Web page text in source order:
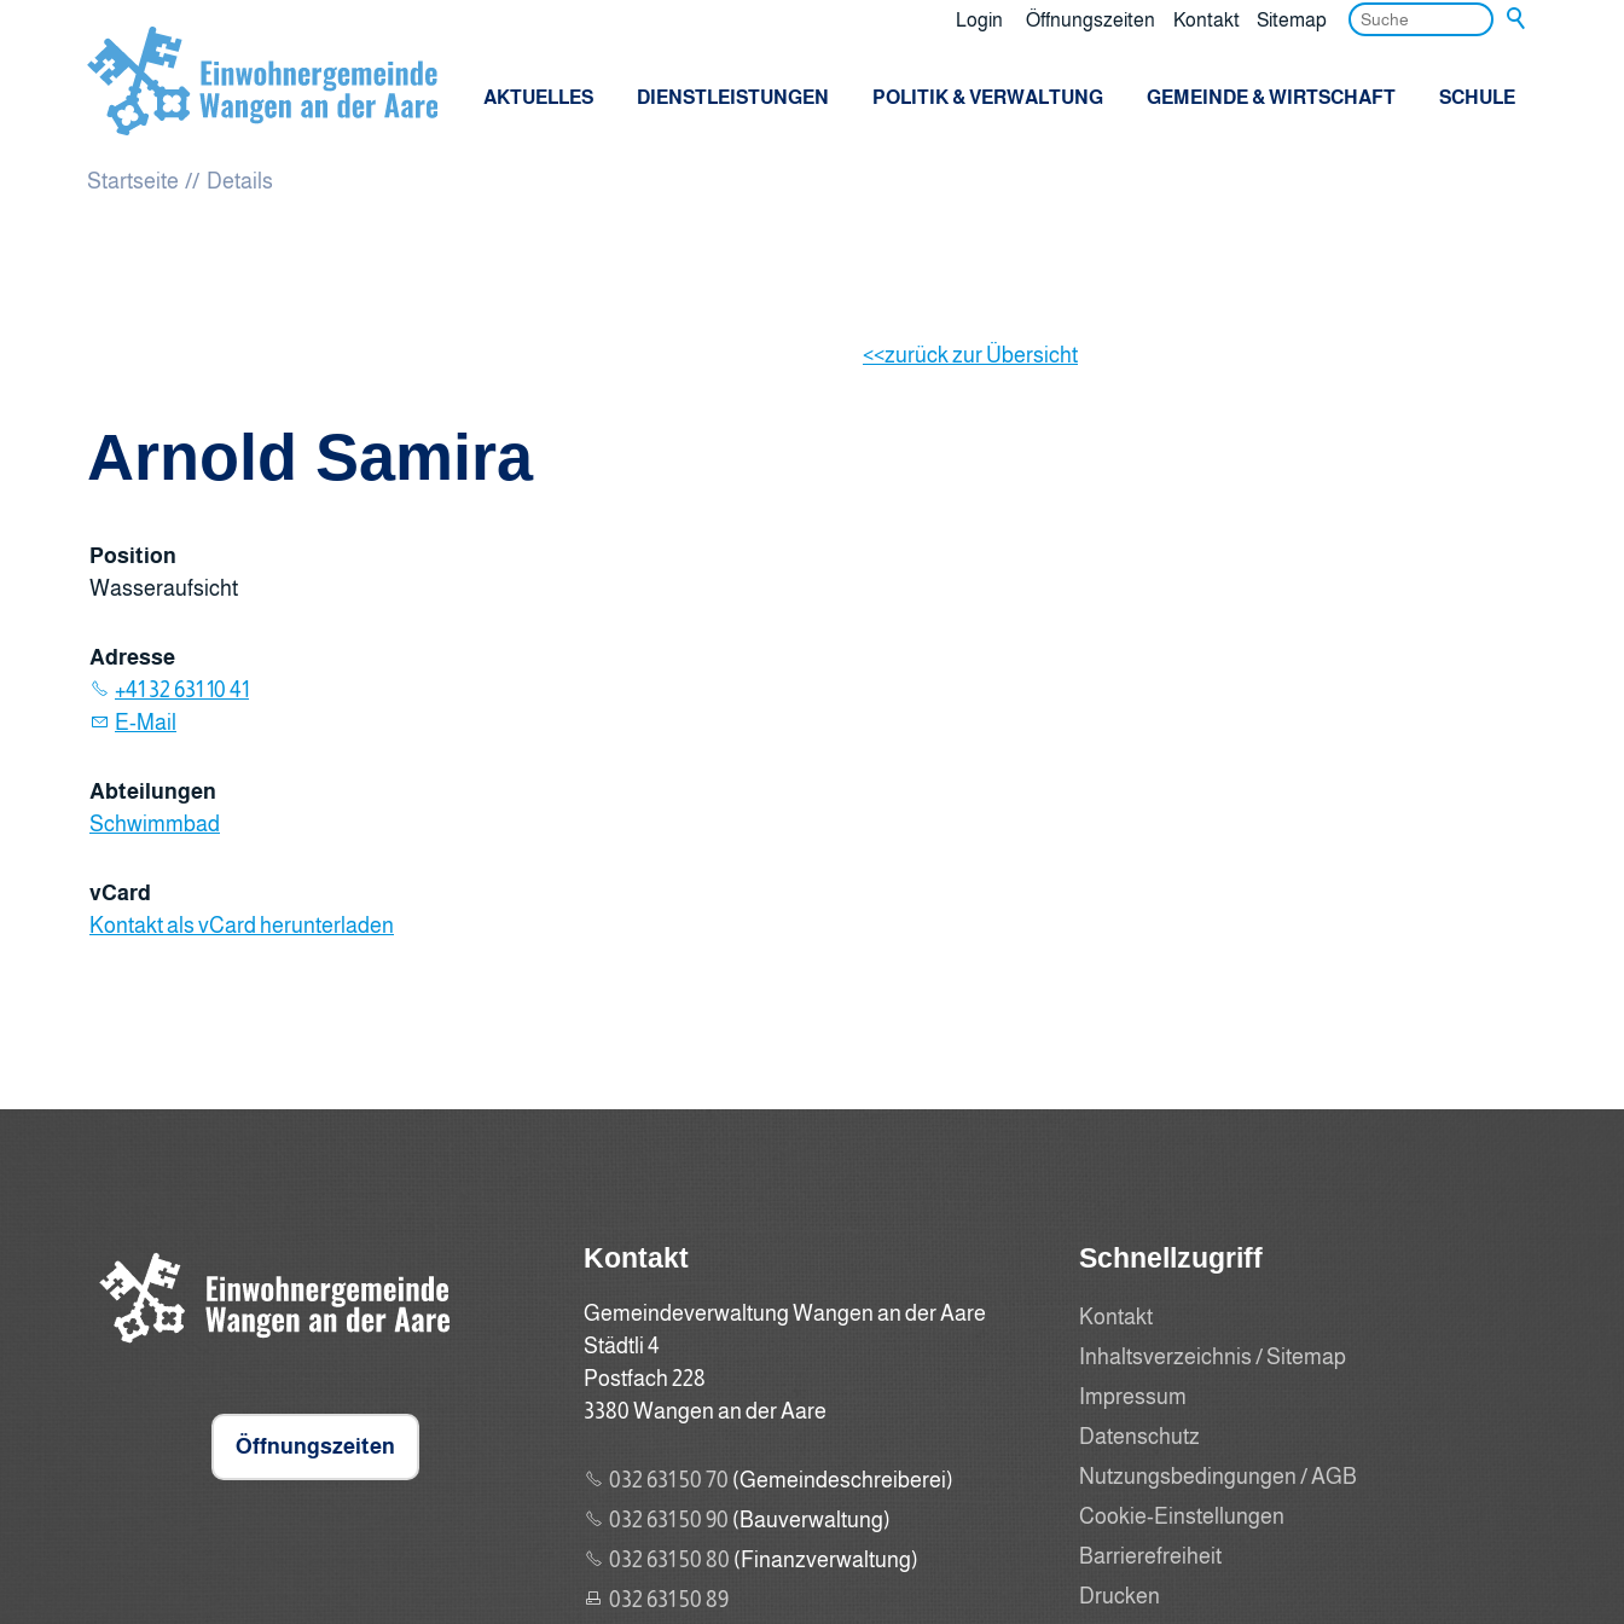
Öffnungszeiten Kontakt Sitemap
Login
AKTUELLES DIENSTLEISTUNGEN POLITIK & VERWALTUNG GEMEINDE & WIRTSCHAFT SCHULE
Startseite Details
zurück zur Übersicht
Arnold Samira
Position
Wasseraufsicht
Adresse
+41 32 631 10 41
E-Mail
Abteilungen
Schwimmbad
vCard
Kontakt als vCard herunterladen
Öffnungszeiten
Kontakt
Gemeindeverwaltung Wangen an der Aare
Städtli 4
Postfach 228
3380 Wangen an der Aare
032 631 50 70 (Gemeindeschreiberei)
032 631 50 90 (Bauverwaltung)
032 631 50 80 (Finanzverwaltung)
032 631 50 89
Schnellzugriff
Kontakt
Inhaltsverzeichnis / Sitemap
Impressum
Datenschutz
Nutzungsbedingungen / AGB
Cookie-Einstellungen
Barrierefreiheit
Drucken